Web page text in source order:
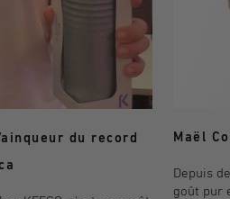
du record
Maël
Depuis
goût pur